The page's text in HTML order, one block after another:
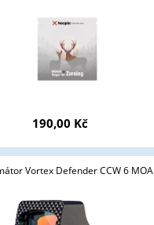
190,00 Kč
Vortex Defender CCW 6 MOA